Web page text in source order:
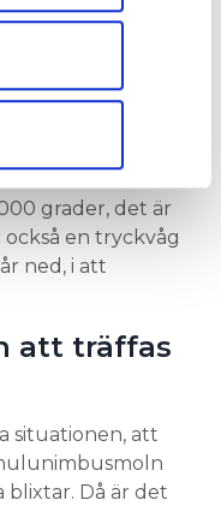
med.
med annan
eller som de har
positivt laddade
och det
strömmar.
grader, det är
en tryckvåg
ned, i att
att träffas
situationen, att
blixtar. Då är det